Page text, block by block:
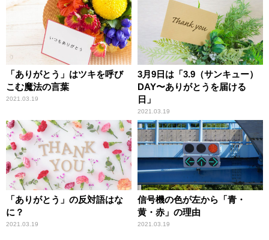
「ありがとう」はツキを呼び
こむ魔法の言葉
2021.03.19
3月9日は「3.9（サンキュー）
DAY〜ありがとうを届ける
日」
2021.03.19
「ありがとう」の反対語はな
に？
2021.03.19
信号機の色が左から「青・
黄・赤」の理由
2021.03.19